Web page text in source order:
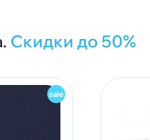
Скидки до 50%